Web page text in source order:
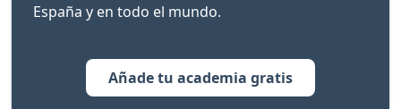
España y en todo el mundo.
Añade tu academia gratis